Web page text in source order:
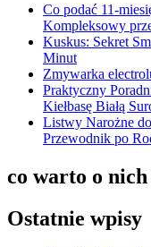
Co podać 11-
Kompleksowy
Kuskus: Sekret
Minut
Zmywarka
Praktyczny
Kiełbasę Białą
Listwy Narożne
Przewodnik po
co warto o
Ostatnie wpisy